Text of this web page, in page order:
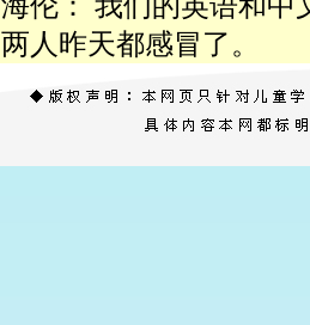
两人昨天都感冒了。